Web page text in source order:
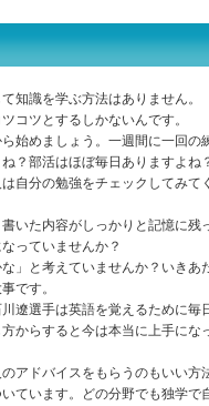
知識を学ぶ方法はありません。
コツとするしかないんです。
始めましょう。一週間に一回
？部活はほぼ毎日ありますよね
自分の勉強をチェックしてみ
いた内容がしっかりと記憶に
っていませんか？
」と考えていませんか？いき
です。
遼選手は英語を覚えるために
からすると今は本当に上手に
アドバイスをもらうのもいい
ています。どの分野でも独学